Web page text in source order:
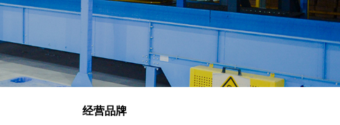
经营品牌